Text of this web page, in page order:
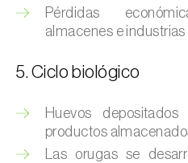
Ceutorrinco de la col (
quadridens)
Ceutorrinco de los
Chinche de la morera (
pentagona )
Pérdidas
almacenes e
5. Ciclo biológico
Huevos
productos
Las orugas se